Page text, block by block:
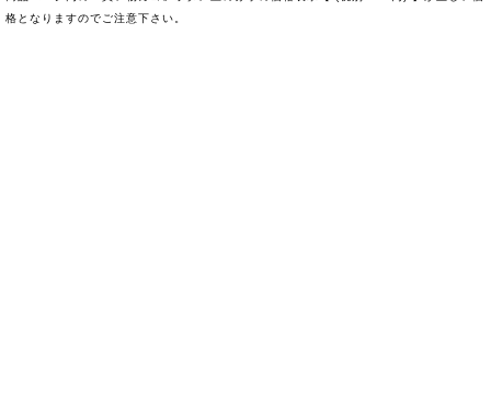
格となりますのでご注意下さい。